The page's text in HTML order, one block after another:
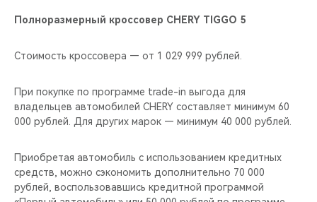
CHERY CONNECT
ЛЮДИ CHERY
БЛАГОТВОРИТЕЛЬНОСТЬ
CHERY REMOTE
Полноразмерный кроссовер CHERY TIGGO 5
Стоимость кроссовера — от 1 029 999 рублей.
При покупке по программе trade-in выгода для
владельцев автомобилей CHERY составляет минимум 60
000 рублей. Для других марок — минимум 40 000 рублей.
Приобретая автомобиль с использованием кредитных
средств, можно сэкономить дополнительно 70 000
рублей, воспользовавшись кредитной программой